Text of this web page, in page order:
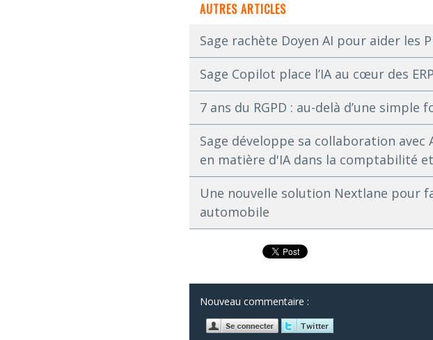
AUTRES ARTICLES
Sage rachète Doyen AI pour aider les
Sage Copilot place l’IA au cœur des
7 ans du RGPD : au-delà d’une
Sage développe sa collaboration
en matière d'IA dans la comptabilité
Une nouvelle solution Nextlane pour
automobile
Nouveau commentaire :